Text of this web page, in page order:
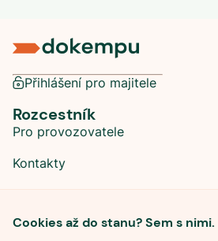
Cookies až do stanu? Sem s nimi.
Přihlášení pro majitele
Rozcestník
Pro provozovatele
Kontakty